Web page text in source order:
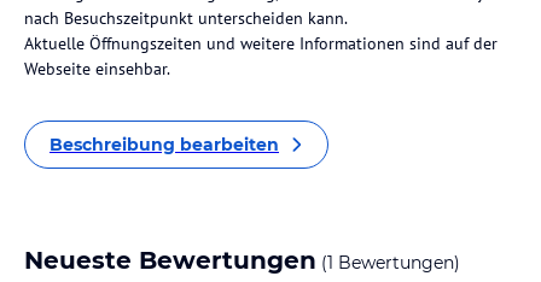
nach Besuchszeitpunkt unterscheiden kann.
Aktuelle Öffnungszeiten und weitere Informationen sind auf der
Webseite einsehbar.
Beschreibung bearbeiten
Neueste Bewertungen (1 Bewertungen)